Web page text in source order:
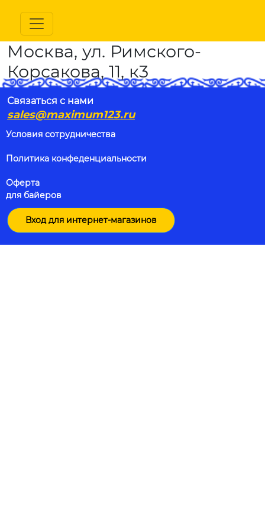
Москва, ул. Римского-
Корсакова, 11, к3
Связаться с нами
sales@maximum123.ru
Условия сотрудничества
Политика конфеденциальности
Оферта
для байеров
Вход для интернет-магазинов